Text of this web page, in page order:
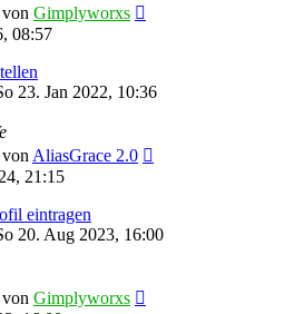
von Gimplyworxs
08:57
23. Jan 2022, 10:36
von AliasGrace 2.0
21:15
eintragen
20. Aug 2023, 16:00
von Gimplyworxs